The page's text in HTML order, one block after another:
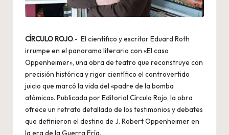
CÍRCULO ROJO.- El científico y escritor Eduard Roth
irrumpe en el panorama literario con «El caso
Oppenheimer», una obra de teatro que reconstruye con
precisión histórica y rigor científico el controvertido
juicio que marcó la vida del «padre de la bomba
atómica». Publicada por Editorial Círculo Rojo, la obra
ofrece un retrato detallado de los testimonios y debates
que definieron el destino de J. Robert Oppenheimer en
la era de la Guerra Fría.